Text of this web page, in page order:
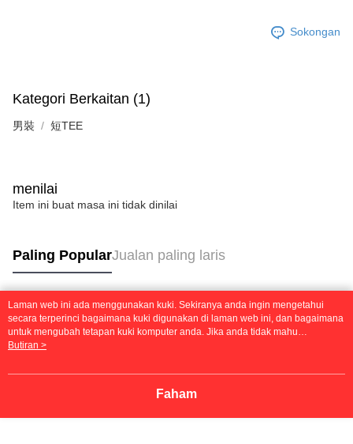
Sokongan
Kategori Berkaitan (1)
男裝 短TEE
menilai
Item ini buat masa ini tidak dinilai
Paling PopularJualan paling laris
Tag Popular
Laman web ini ada menggunakan kuki. Sekiranya anda ingin mengetahui
secara terperinci bagaimana kuki digunakan di laman web ini, dan bagaimana
untuk mengubah tetapan kuki komputer anda. Jika anda tidak mahu
menggunakan kuki di komputer anda, sila rujuk penerangan mengenai kuki.
mengetahui secara terperinci bagaimana kuki digunakan di laman web ini,
mahu menggunakan kuki di komputer anda, sila rujuk penerangan mengenai
Butiran >
Faham